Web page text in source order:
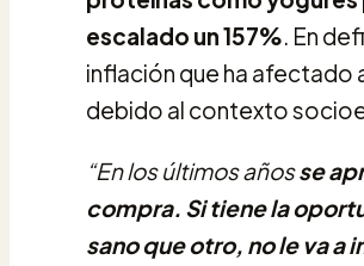
escalado un 157%. En
inflación que ha afectado
debido al contexto
“En los últimos añosse
compra. Si tiene la
sano que otro, no le va a